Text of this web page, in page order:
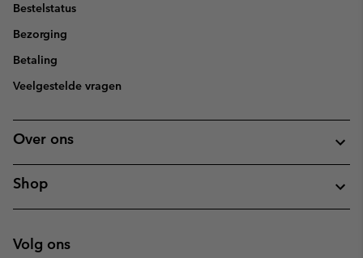
Bestelstatus
Bezorging
Betaling
Veelgestelde vragen
Over ons
Shop
Volg ons